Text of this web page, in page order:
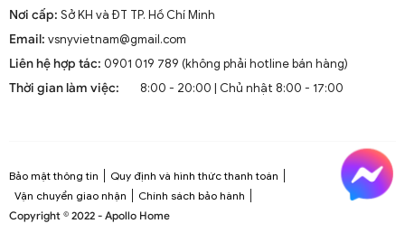
cơ, cánh quạt, bộ điều khiển và thân quạt. Các cánh quạt
được chế tạo từ chất liệu như gỗ, kim loại hoặc
composite để đảm bảo độ bền và hiệu suất.
Nguyên lý hoạt động cơ bản
Động cơ điện làm quay các cánh quạt, tạo ra dòng không
khí tuần hoàn trong không gian phòng.
Công nghệ tiên tiến tích hợp
Nơi cấp: Sở KH và ĐT TP. Hồ Chí Minh
Email: vsnyvietnam@gmail.com
Liên hệ hợp tác: 0901 019 789 (không phải hotline bán hàng)
Thời gian làm việc:
8:00 - 20:00 | Chủ nhật 8:00 - 17:00
Bảo mật thông tin
Quy định và hình thức thanh toán
Vận chuyển giao nhận
Chính sách bảo hành
Copyright © 2022 - Apollo Home